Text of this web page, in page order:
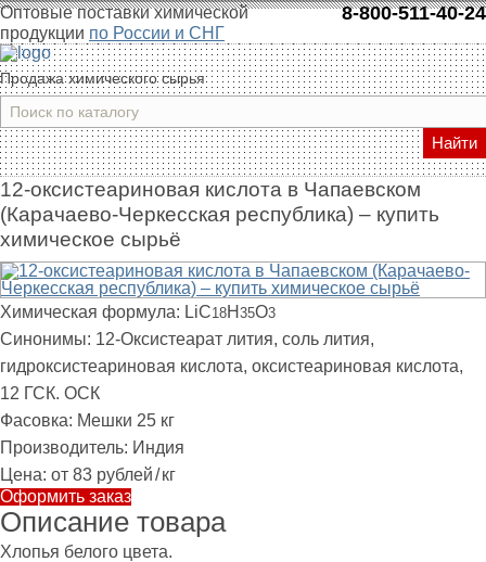
Оптовые поставки химической
продукции по России и СНГ
8-800-511-40-24
Продажа химического сырья
Найти
12-оксистеариновая кислота в Чапаевском
(Карачаево-Черкесская республика) – купить
химическое сырьё
Химическая формула: LiC18H 35O3
Синонимы: 12-Оксистеарат лития, соль лития,
гидроксистеариновая кислота, оксистеариновая кислота,
12 ГСК. ОСК
Фасовка: Мешки 25 кг
Производитель: Индия
Цена: от 83 рублей/кг
Оформить заказ
Описание товара
Хлопья белого цвета.